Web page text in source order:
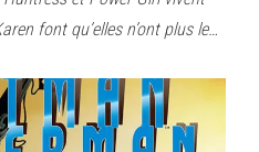
font qu’elles n’ont plus le…